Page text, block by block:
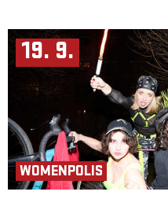
19. 9.
WOMENPOLIS